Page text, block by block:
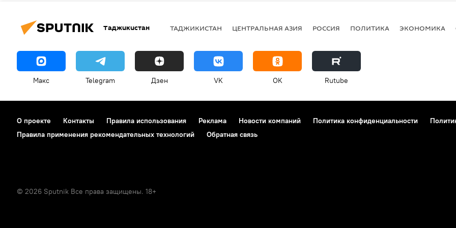
Таджикистан ТАДЖИКИСТАН ЦЕНТРАЛЬНАЯ АЗИЯ РОССИЯ ПОЛИТИКА ЭКОНОМИКА
Макс Telegram Дзен VK OK Rutube
О проекте Контакты Правила использования Реклама Новости компаний Политика конфиденциальности
Правила применения рекомендательных технологий
Обратная связь
© 2026 Sputnik Все права защищены. 18+